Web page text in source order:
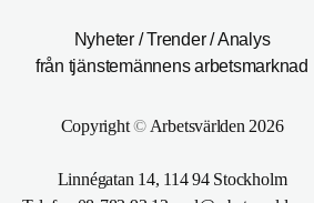
Nyheter / Trender / Analys
från tjänstemännens arbetsmarknad
Copyright©Arbetsvärlden 2026
Linnégatan 14, 114 94 Stockholm